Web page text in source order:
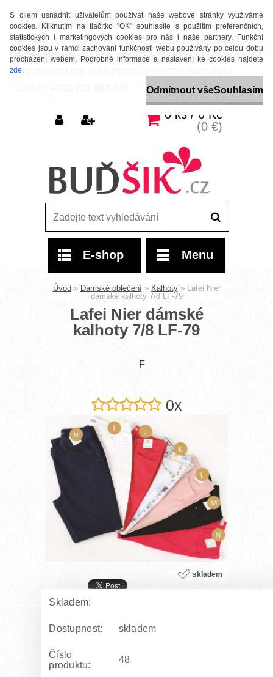
S cílem usnadnit uživatelům používat naše webové stránky využíváme
cookies. Kliknutím na tlačítko "OK" souhlasíte s použitím preferenčních,
statistických i marketingových cookies pro nás i naše partnery. Funkční
cookies jsou v rámci zachování funkčnosti webu používány po celou dobu
procházení webem. Podrobné informace a nastavení ke cookies najdete
zde.
Odmítnout všeSouhlasím
LÍBÍ SE VÁM NAŠE OBLEČENÍ ALE NEJSTE SI
ÚPLNĚ JISTÉ VELIKOSTÍ NEBO MÁTE NĚJAKÉ
DOTAZY OHLEDNĚ STŘIHU A MATERIÁLU?
KONTAKTUJTE NÁS PROSÍM NA TELEFONNÍM
0 ks / 0 Kč
(0 €)
E-shop Menu
Úvod » Dámské oblečení » Kalhoty » Lafei Nier
dámské kalhoty 7/8 LF-79
Lafei Nier dámské
kalhoty 7/8 LF-79
F
0x
skladem
Skladem:
Dostupnost: skladem
Číslo
produktu: 48